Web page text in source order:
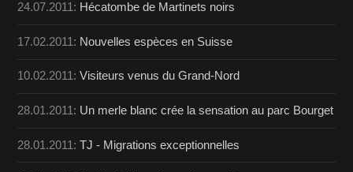
24.07.2011: Hécatombe de Martinets noirs
17.02.2011: Nouvelles espèces en Suisse
10.02.2011:Visiteurs venus du Grand-Nord
28.01.2011: Un merle blanc crée la sensation au parc Bourget
28.01.2011:TJ - Migrations exceptionnelles